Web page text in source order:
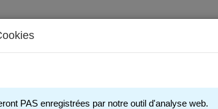
scolaire - Sports
PAS enregistrées par notre outil d'analyse web.